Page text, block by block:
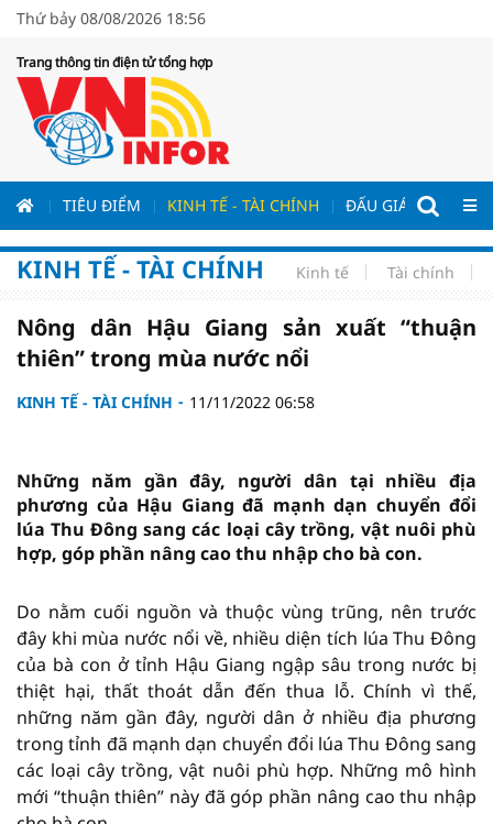
Thứ bảy 08/08/2026 18:56
Trang thông tin điện tử tổng hợp
TIÊU ĐIỂM KINH TẾ - TÀI CHÍNH ĐẤU GIÁ - ĐẤU
KINH TẾ - TÀI CHÍNH Kinh tế Tài chính
Nông dân Hậu Giang sản xuất “thuận
thiên” trong mùa nước nổi
KINH TẾ - TÀI CHÍNH 11/11/2022 06:58
Những năm gần đây, người dân tại nhiều địa
phương của Hậu Giang đã mạnh dạn chuyển đổi
lúa Thu Đông sang các loại cây trồng, vật nuôi phù
hợp, góp phần nâng cao thu nhập cho bà con.
Do nằm cuối nguồn và thuộc vùng trũng, nên trước
đây khi mùa nước nổi về, nhiều diện tích lúa Thu Đông
của bà con ở tỉnh Hậu Giang ngập sâu trong nước bị
thiệt hại, thất thoát dẫn đến thua lỗ. Chính vì thế,
những năm gần đây, người dân ở nhiều địa phương
trong tỉnh đã mạnh dạn chuyển đổi lúa Thu Đông sang
các loại cây trồng, vật nuôi phù hợp. Những mô hình
mới “thuận thiên” này đã góp phần nâng cao thu nhập